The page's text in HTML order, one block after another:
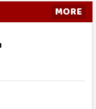
MORE